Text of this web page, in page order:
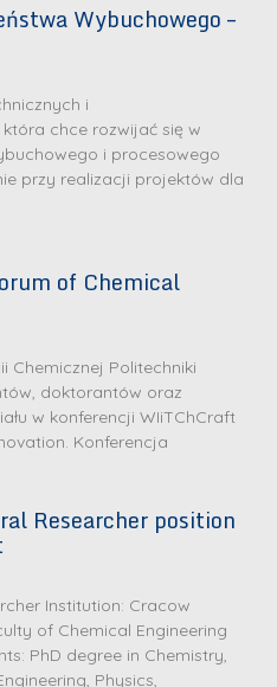
Wybuchowego –
i
chce rozwijać się w
i procesowego
przy realizacji projektów dla
of Chemical
Chemicznej Politechniki
doktorantów oraz
w konferencji WIiTChCraft
Konferencja
Researcher position
Institution: Cracow
of Chemical Engineering
PhD degree in Chemistry,
Physics,